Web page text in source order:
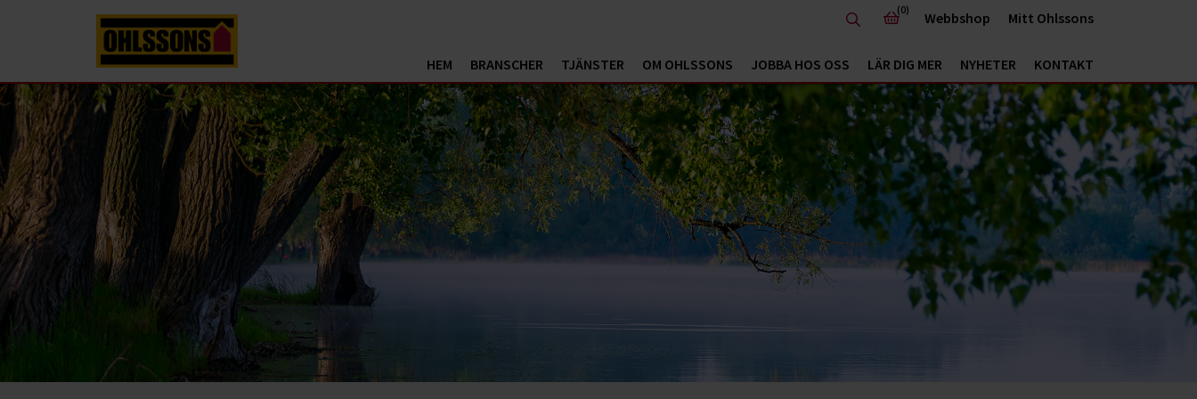
HEM BRANSCHER TJÄNSTER OM OHLSSONS JOBBA HOS OSS LÄR DIG MER NYHETER KONTAKT
(0) Webbshop Mitt Ohlssons